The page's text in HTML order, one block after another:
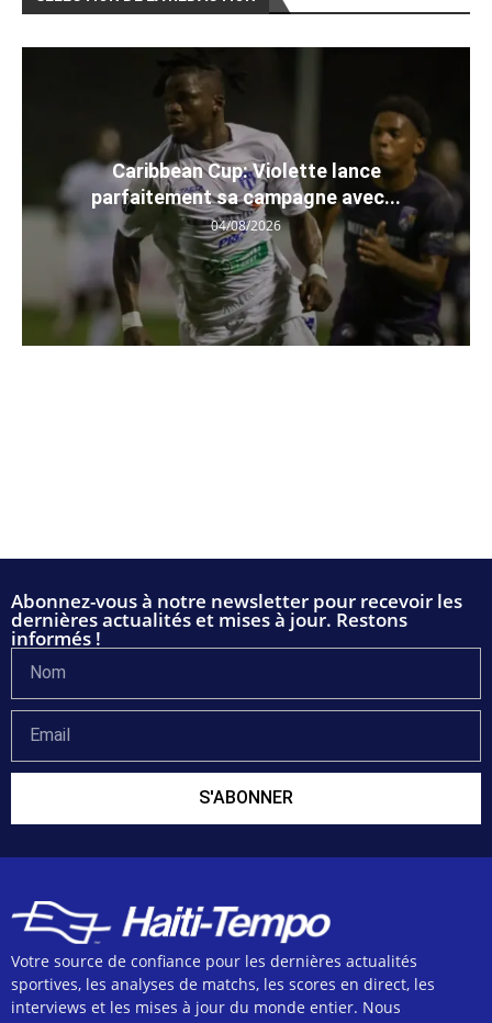
Caribbean Cup: Violette lance
parfaitement sa campagne avec...
04/08/2026
Abonnez-vous à notre newsletter pour recevoir les
dernières actualités et mises à jour. Restons
informés !
S'ABONNER
Votre source de confiance pour les dernières actualités
sportives, les analyses de matchs, les scores en direct, les
interviews et les mises à jour du monde entier. Nous